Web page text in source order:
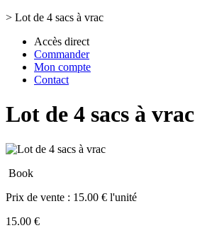
> Lot de 4 sacs à vrac
Accès direct
Commander
Mon compte
Contact
Lot de 4 sacs à vrac
Book
Prix de vente : 15.00 € l'unité
15.00 €